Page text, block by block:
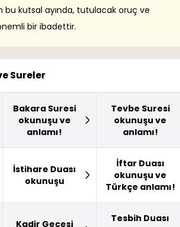
bu kutsal ayında, tutulacak oruç ve
bir ibadettir.
Sureler
Bakara Suresi
okunuşu ve
anlamı!
Tevbe Suresi
okunuşu ve
anlamı!
İstihare Duası
okunuşu
İftar Duası
okunuşu ve
Türkçe anlamı!
Kadir Gecesi
Tesbih Duası